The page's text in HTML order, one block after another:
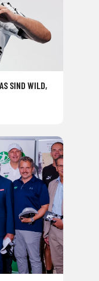
SIND WILD,